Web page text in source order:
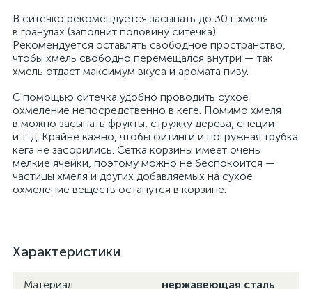
В ситечко рекомендуется засыпать до 30 г хмеля
в гранулах (заполнит половину ситечка).
Рекомендуется оставлять свободное пространство,
чтобы хмель свободно перемещался внутри — так
хмель отдаст максимум вкуса и аромата пиву.
С помощью ситечка удобно проводить сухое
охмеление непосредственно в кеге. Помимо хмеля
в можно засыпать фрукты, стружку дерева, специи
и т. д. Крайне важно, чтобы фитинги и погружная трубка
кега не засорились. Сетка корзины имеет очень
мелкие ячейки, поэтому можно не беспокоится —
частицы хмеля и других добавляемых на сухое
охмеление веществ останутся в корзине.
Характеристики
Материал
нержавеющая сталь